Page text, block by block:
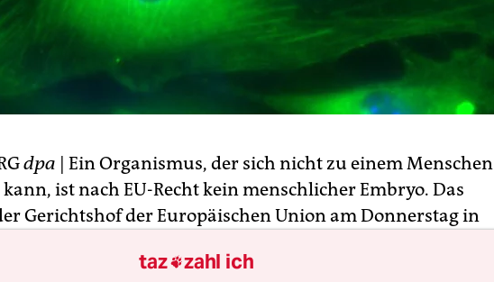
dpa | Ein Organismus, der sich nicht zu einem Menschen
ist nach EU-Recht kein menschlicher Embryo. Das
Gerichtshof der Europäischen Union am Donnerstag in
von neuen Therapieverfahren für schwere
taz zahl ich